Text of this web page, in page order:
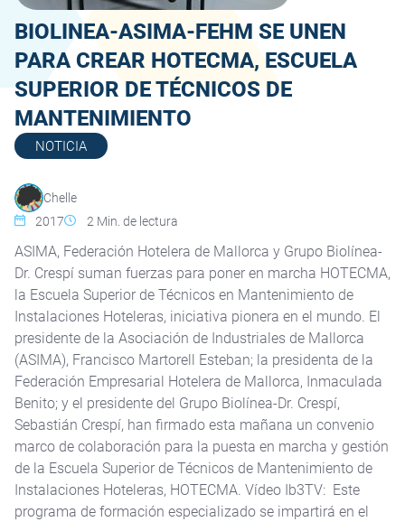
BIOLINEA-ASIMA-FEHM SE UNEN
PARA CREAR HOTECMA, ESCUELA
SUPERIOR DE TÉCNICOS DE
MANTENIMIENTO
NOTICIA
Chelle
2017
2 Min. de lectura
ASIMA, Federación Hotelera de Mallorca y Grupo Biolínea-
Dr. Crespí suman fuerzas para poner en marcha HOTECMA,
la Escuela Superior de Técnicos en Mantenimiento de
Instalaciones Hoteleras, iniciativa pionera en el mundo. El
presidente de la Asociación de Industriales de Mallorca
(ASIMA), Francisco Martorell Esteban; la presidenta de la
Federación Empresarial Hotelera de Mallorca, Inmaculada
Benito; y el presidente del Grupo Biolínea-Dr. Crespí,
Sebastián Crespí, han firmado esta mañana un convenio
marco de colaboración para la puesta en marcha y gestión
de la Escuela Superior de Técnicos de Mantenimiento de
Instalaciones Hoteleras, HOTECMA. Vídeo Ib3TV: Este
programa de formación especializado se impartirá en el